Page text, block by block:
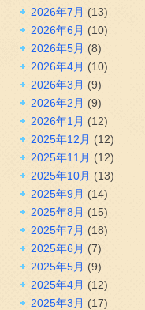
2026年7月 (13)
2026年6月 (10)
2026年5月 (8)
2026年4月 (10)
2026年3月 (9)
2026年2月 (9)
2026年1月 (12)
2025年12月 (12)
2025年11月 (12)
2025年10月 (13)
2025年9月 (14)
2025年8月 (15)
2025年7月 (18)
2025年6月 (7)
2025年5月 (9)
2025年4月 (12)
2025年3月 (17)